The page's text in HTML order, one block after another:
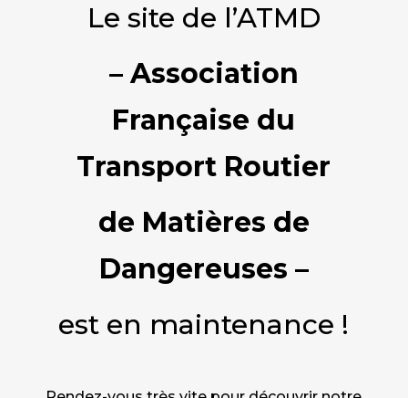
Le site de l’ATMD
– Association
Française du
Transport Routier
de Matières de
Dangereuses –
est en maintenance !